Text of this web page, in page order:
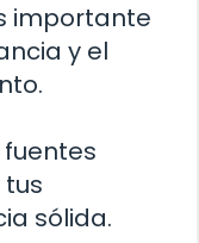
importante
y el
sólida.